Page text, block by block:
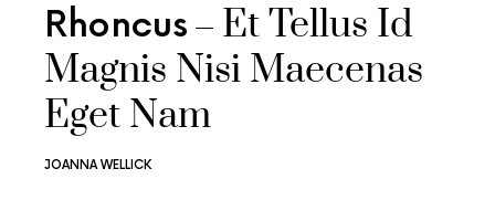
Rhoncus
Et Tellus Id
Magnis Nisi Maecenas
Eget Nam
JOANNA WELLICK